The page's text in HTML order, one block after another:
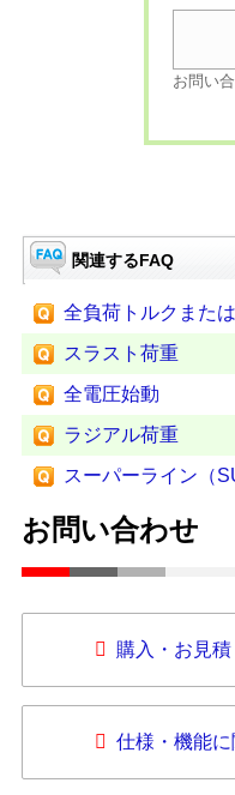
お問い
関連するFAQ
全負荷トルクまた
スラスト荷重
全電圧始動
ラジアル荷重
スーパーライン（
お問い合わせ
購入・お見
仕様・機能